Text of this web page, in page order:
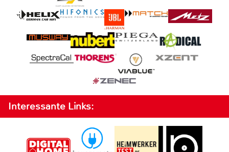
Interessante Links: